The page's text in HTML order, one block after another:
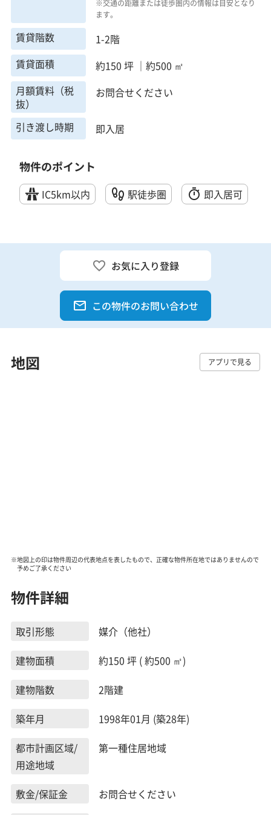
※交通の距離または徒歩圏内の情報は目安となり
ます。
賃貸階数
1-2階
賃貸面積
約150 坪 ｜約500 ㎡
月額賃料（税
抜）
お問合せください
引き渡し時期 即入居
物件のポイント
IC5km以内 駅徒歩圏 即入居可
お気に入り登録
この物件のお問い合わせ
地図 アプリで見る
※地図上の印は物件周辺の代表地点を表したもので、正確な物件所在地ではありませんので
予めご了承ください
物件詳細
取引形態
媒介（他社）
建物面積
約150 坪 ( 約500 ㎡)
建物階数
2階建
築年月
1998年01月 (築28年)
都市計画区域/
用途地域
第一種住居地域
敷金/保証金 お問合せください